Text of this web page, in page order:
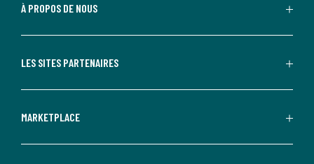
À PROPOS DE NOUS
LES SITES PARTENAIRES
MARKETPLACE